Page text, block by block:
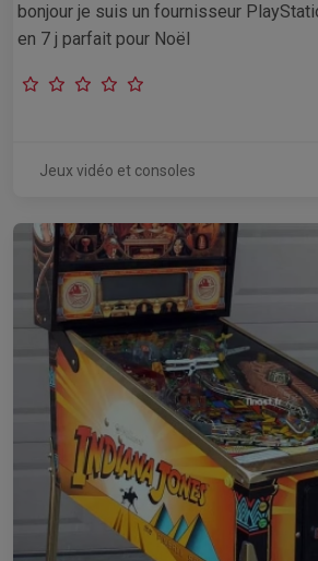
bonjour je suis un fournisseur
en 7 j parfait pour Noël
Jeux vidéo et consoles